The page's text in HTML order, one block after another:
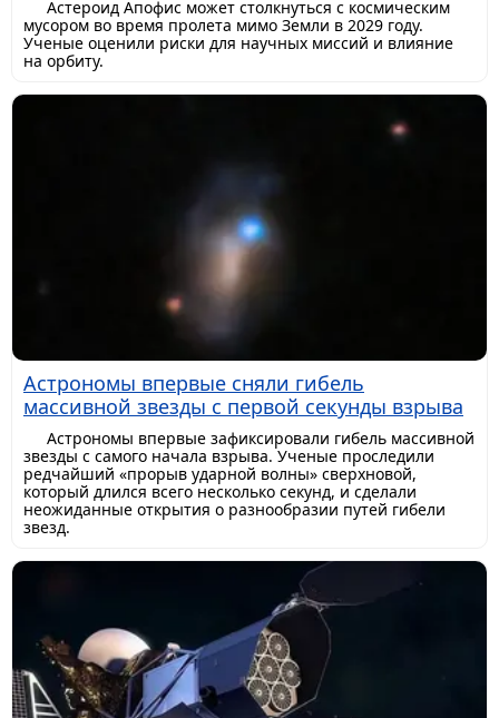
Астероид Апофис может столкнуться с космическим
мусором во время пролета мимо Земли в 2029 году.
Ученые оценили риски для научных миссий и влияние
на орбиту.
Астрономы впервые сняли гибель
массивной звезды с первой секунды взрыва
Астрономы впервые зафиксировали гибель массивной
звезды с самого начала взрыва. Ученые проследили
редчайший «прорыв ударной волны» сверхновой,
который длился всего несколько секунд, и сделали
неожиданные открытия о разнообразии путей гибели
звезд.